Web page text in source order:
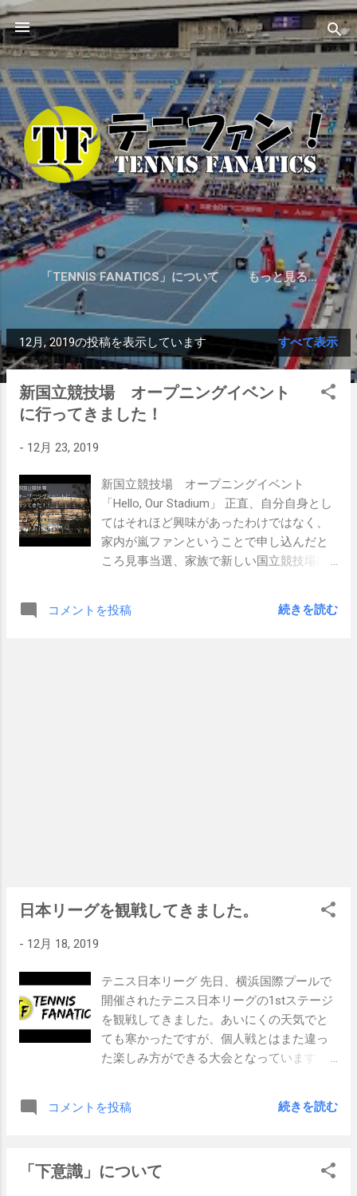
スキップしてメイン コンテンツに移動
「TENNIS FANATICS」について もっと見る…
プライベートレッスンのご案内
投
稿
12月, 2019の投稿を表示しています すべて表示
新国立競技場 オープニングイベント
に行ってきました！
- 12月 23, 2019
新国立競技場 オープニングイベント
「Hello, Our Stadium」 正直、自分自身とし
てはそれほど興味があったわけではなく、
家内が嵐ファンということで申し込んだと
ころ見事当選、家族で新しい国立競技場に
した。 嵐やドリカムのライブは撮影禁止で
コメントを投稿 続きを読む
日本リーグを観戦してきました。
- 12月 18, 2019
テニス日本リーグ 先日、横浜国際プールで
開催されたテニス日本リーグの1stステージ
を観戦してきました。あいにくの天気でと
ても寒かったですが、個人戦とはまた違っ
た楽しみ方ができる大会となっています。
田祐一プロの姿もありました。 動画にまと
コメントを投稿 続きを読む
「下意識」について